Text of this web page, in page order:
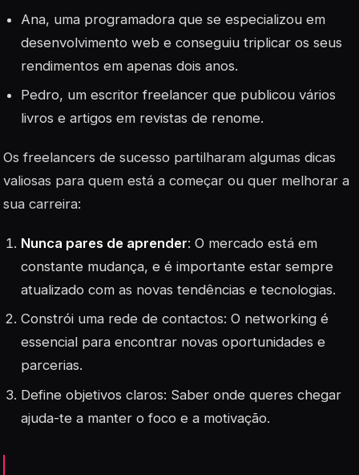
Ana, uma programadora que se especializou em
desenvolvimento web e conseguiu triplicar os seus
rendimentos em apenas dois anos.
Pedro, um escritor freelancer que publicou vários
livros e artigos em revistas de renome.
Os freelancers de sucesso partilharam algumas dicas
valiosas para quem está a começar ou quer melhorar a
sua carreira:
Nunca pares de aprender: O mercado está em
constante mudança, e é importante estar sempre
atualizado com as novas tendências e tecnologias.
Constrói uma rede de contactos: O networking é
essencial para encontrar novas oportunidades e
parcerias.
Define objetivos claros: Saber onde queres chegar
ajuda-te a manter o foco e a motivação.